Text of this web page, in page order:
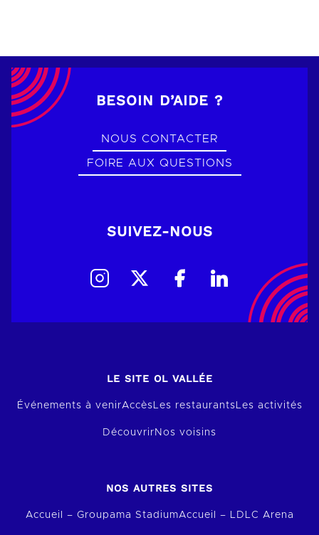
BESOIN D’AIDE ?
NOUS CONTACTER
FOIRE AUX QUESTIONS
SUIVEZ-NOUS
LE SITE OL VALLÉE
Événements à venirAccèsLes restaurantsLes activités
Découvrir Nos voisins
NOS AUTRES SITES
Accueil – Groupama StadiumAccueil – LDLC Arena